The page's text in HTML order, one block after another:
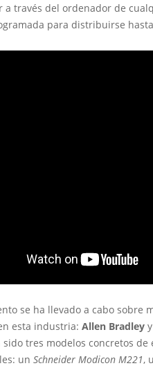
a través del ordenador de
para distribuirse
se ha llevado a cabo sobre
esta industria: Allen Bradley y
tres modelos concretos
un Schneider Modicon M221,